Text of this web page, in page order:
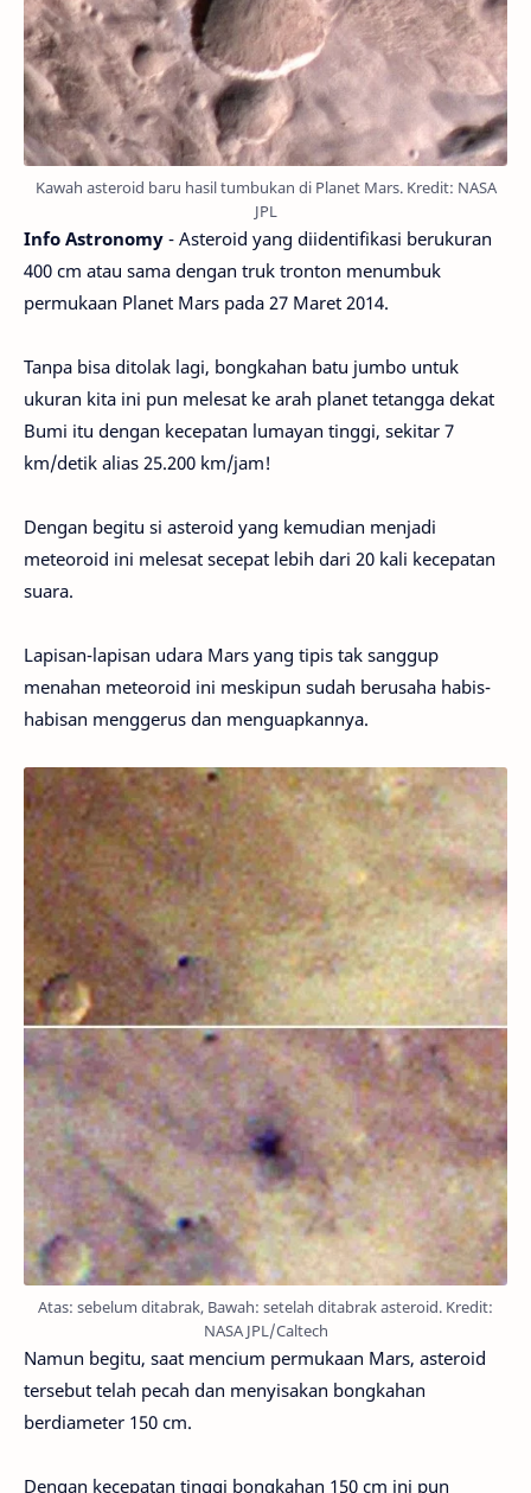
Kawah asteroid baru hasil tumbukan di Planet Mars. Kredit: NASA
JPL
Info Astronomy - Asteroid yang diidentifikasi berukuran
400 cm atau sama dengan truk tronton menumbuk
permukaan Planet Mars pada 27 Maret 2014.
Tanpa bisa ditolak lagi, bongkahan batu jumbo untuk
ukuran kita ini pun melesat ke arah planet tetangga dekat
Bumi itu dengan kecepatan lumayan tinggi, sekitar 7
km/detik alias 25.200 km/jam!
Dengan begitu si asteroid yang kemudian menjadi
meteoroid ini melesat secepat lebih dari 20 kali kecepatan
suara.
Lapisan-lapisan udara Mars yang tipis tak sanggup
menahan meteoroid ini meskipun sudah berusaha habis-
habisan menggerus dan menguapkannya.
Atas: sebelum ditabrak, Bawah: setelah ditabrak asteroid. Kredit:
NASA JPL/Caltech
Namun begitu, saat mencium permukaan Mars, asteroid
tersebut telah pecah dan menyisakan bongkahan
berdiameter 150 cm.
Dengan kecepatan tinggi bongkahan 150 cm ini pun